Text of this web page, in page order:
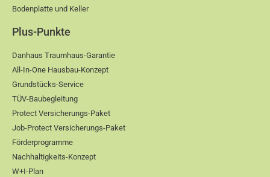
Bodenplatte und Keller
Plus-Punkte
Danhaus Traumhaus-Garantie
All-In-One Hausbau-Konzept
Grundstücks-Service
TÜV-Baubegleitung
Protect Versicherungs-Paket
Job-Protect Versicherungs-Paket
Förderprogramme
Nachhaltigkeits-Konzept
W+I-Plan